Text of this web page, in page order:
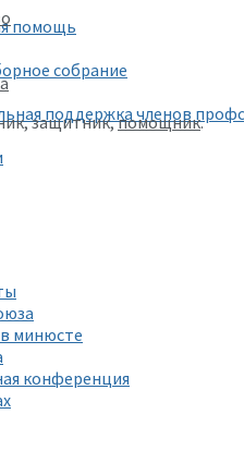
помощь
собрание
поддержка членов
защитник,помощник.
минюсте
конференция